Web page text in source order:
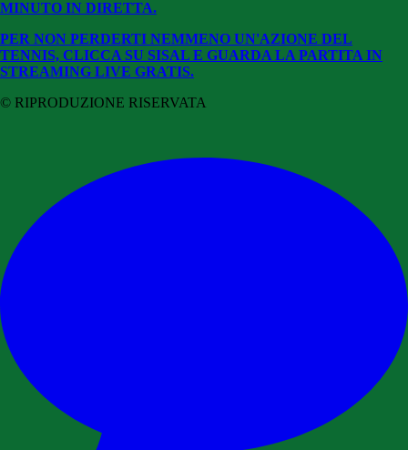
MINUTO IN DIRETTA.
PER NON PERDERTI NEMMENO UN'AZIONE DEL
TENNIS, CLICCA SU SISAL E GUARDA LA PARTITA IN
STREAMING LIVE GRATIS.
© RIPRODUZIONE RISERVATA